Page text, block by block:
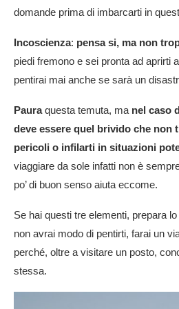
domande prima di imbarcarti in
Incoscienza: pensa si, ma non
piedi fremono e sei pronta ad aprirti
pentirai mai anche se sarà un
Pauraquesta temuta, ma nel caso
deve essere quel brivido che non
pericoli o infilarti in situazioni
viaggiare da sole infatti non è
po’ di buon senso aiuta eccome.
Se hai questi tre elementi, prepara
non avrai modo di pentirti, farai un
perché, oltre a visitare un posto,
stessa.